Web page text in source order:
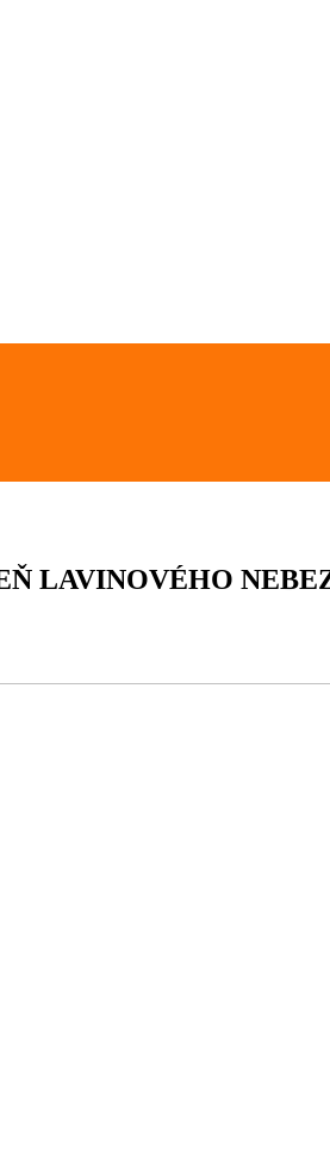
LAVINOVÉHO